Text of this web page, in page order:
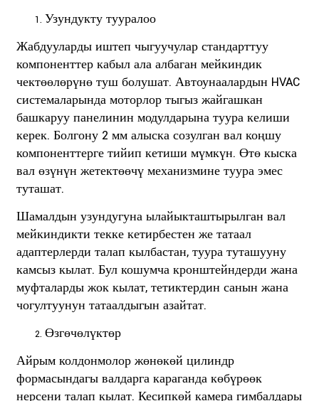
Узундукту тууралоо
Жабдууларды иштеп чыгуучулар стандарттуу
компоненттер кабыл ала албаган мейкиндик
чектөөлөрүнө туш болушат. Автоунаалардын HVAC
системаларында моторлор тыгыз жайгашкан
башкаруу панелинин модулдарына туура келиши
керек. Болгону 2 мм алыска созулган вал коңшу
компоненттерге тийип кетиши мүмкүн. Өтө кыска
вал өзүнүн жетектөөчү механизмине туура эмес
туташат.
Шамалдын узундугуна ылайыкташтырылган вал
мейкиндикти текке кетирбестен же татаал
адаптерлерди талап кылбастан, туура туташууну
камсыз кылат. Бул кошумча кронштейндерди жана
муфталарды жок кылат, тетиктердин санын жана
чогултуунун татаалдыгын азайтат.
Өзгөчөлүктөр
Айрым колдонмолор жөнөкөй цилиндр
формасындагы валдарга караганда көбүрөөк
нерсени талап кылат. Кесипкөй камера гимбалдары